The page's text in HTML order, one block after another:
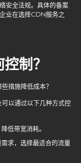
安全法规。具体的备案
业在选择CDN服务之
制？
措施降低成本？
以通过以下几种方式控
低带宽消耗。
求，选择最适合的流量